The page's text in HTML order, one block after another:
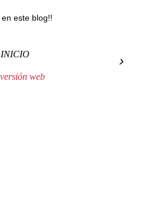
este blog!!
›
INICIO
web